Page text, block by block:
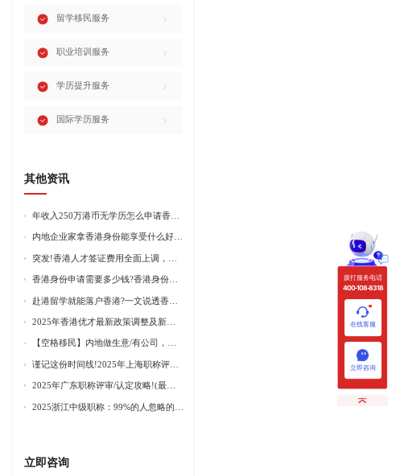
拨打服务电话
400-108-8318
在线客服
立即咨询
留学移民服务
职业培训服务
学历提升服务
国际学历服务
其他资讯
内地企业家拿香港身份能享受什么好处?哪种申请途径更适合企业家?
【空格移民】内地做生意/有公司，学历不高怎么办理香港身份?
立即咨询